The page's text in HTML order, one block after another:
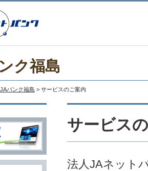
ク福島
JAバンク福島 > サービスのご案内
サービス
法人JAネット